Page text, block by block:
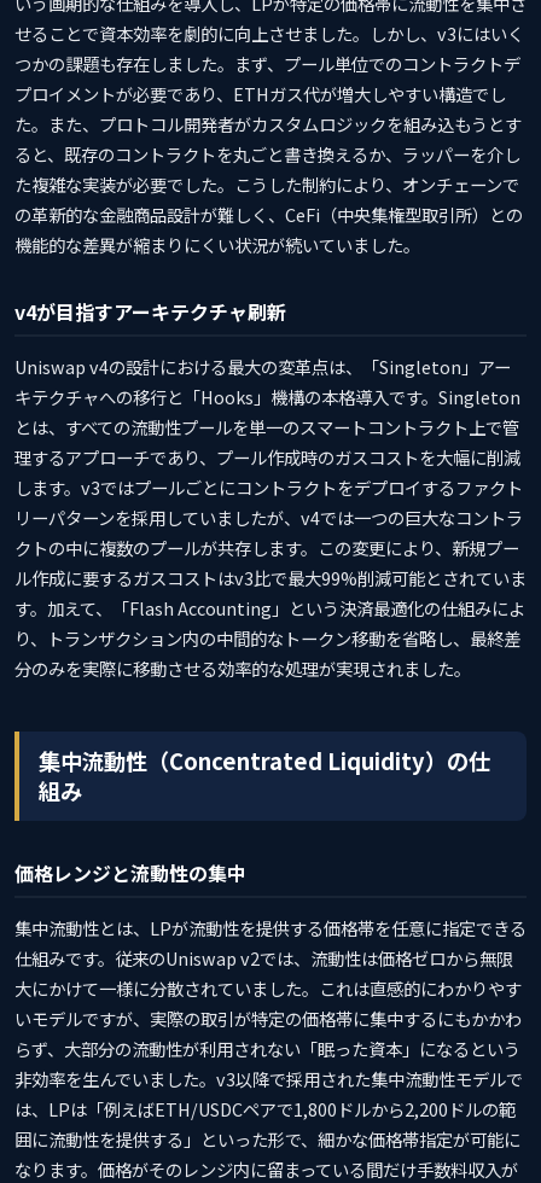
せることで資本効率を劇的に向上させました。しかし、v3にはいく
つかの課題も存在しました。まず、プール単位でのコントラクトデ
プロイメントが必要であり、ETHガス代が増大しやすい構造でし
た。また、プロトコル開発者がカスタムロジックを組み込もうとす
ると、既存のコントラクトを丸ごと書き換えるか、ラッパーを介し
た複雑な実装が必要でした。こうした制約により、オンチェーンで
の革新的な金融商品設計が難しく、CeFi（中央集権型取引所）との
機能的な差異が縮まりにくい状況が続いていました。
v4が目指すアーキテクチャ刷新
Uniswap v4の設計における最大の変革点は、「Singleton」アー
キテクチャへの移行と「Hooks」機構の本格導入です。Singleton
とは、すべての流動性プールを単一のスマートコントラクト上で管
理するアプローチであり、プール作成時のガスコストを大幅に削減
します。v3ではプールごとにコントラクトをデプロイするファクト
リーパターンを採用していましたが、v4では一つの巨大なコントラ
クトの中に複数のプールが共存します。この変更により、新規プー
ル作成に要するガスコストはv3比で最大99%削減可能とされていま
す。加えて、「Flash Accounting」という決済最適化の仕組みによ
り、トランザクション内の中間的なトークン移動を省略し、最終差
分のみを実際に移動させる効率的な処理が実現されました。
集中流動性（Concentrated Liquidity）の仕
組み
価格レンジと流動性の集中
集中流動性とは、LPが流動性を提供する価格帯を任意に指定できる
仕組みです。従来のUniswap v2では、流動性は価格ゼロから無限
大にかけて一様に分散されていました。これは直感的にわかりやす
いモデルですが、実際の取引が特定の価格帯に集中するにもかかわ
らず、大部分の流動性が利用されない「眠った資本」になるという
非効率を生んでいました。v3以降で採用された集中流動性モデルで
は、LPは「例えばETH/USDCペアで1,800ドルから2,200ドルの範
囲に流動性を提供する」といった形で、細かな価格帯指定が可能に
なります。価格がそのレンジ内に留まっている間だけ手数料収入が